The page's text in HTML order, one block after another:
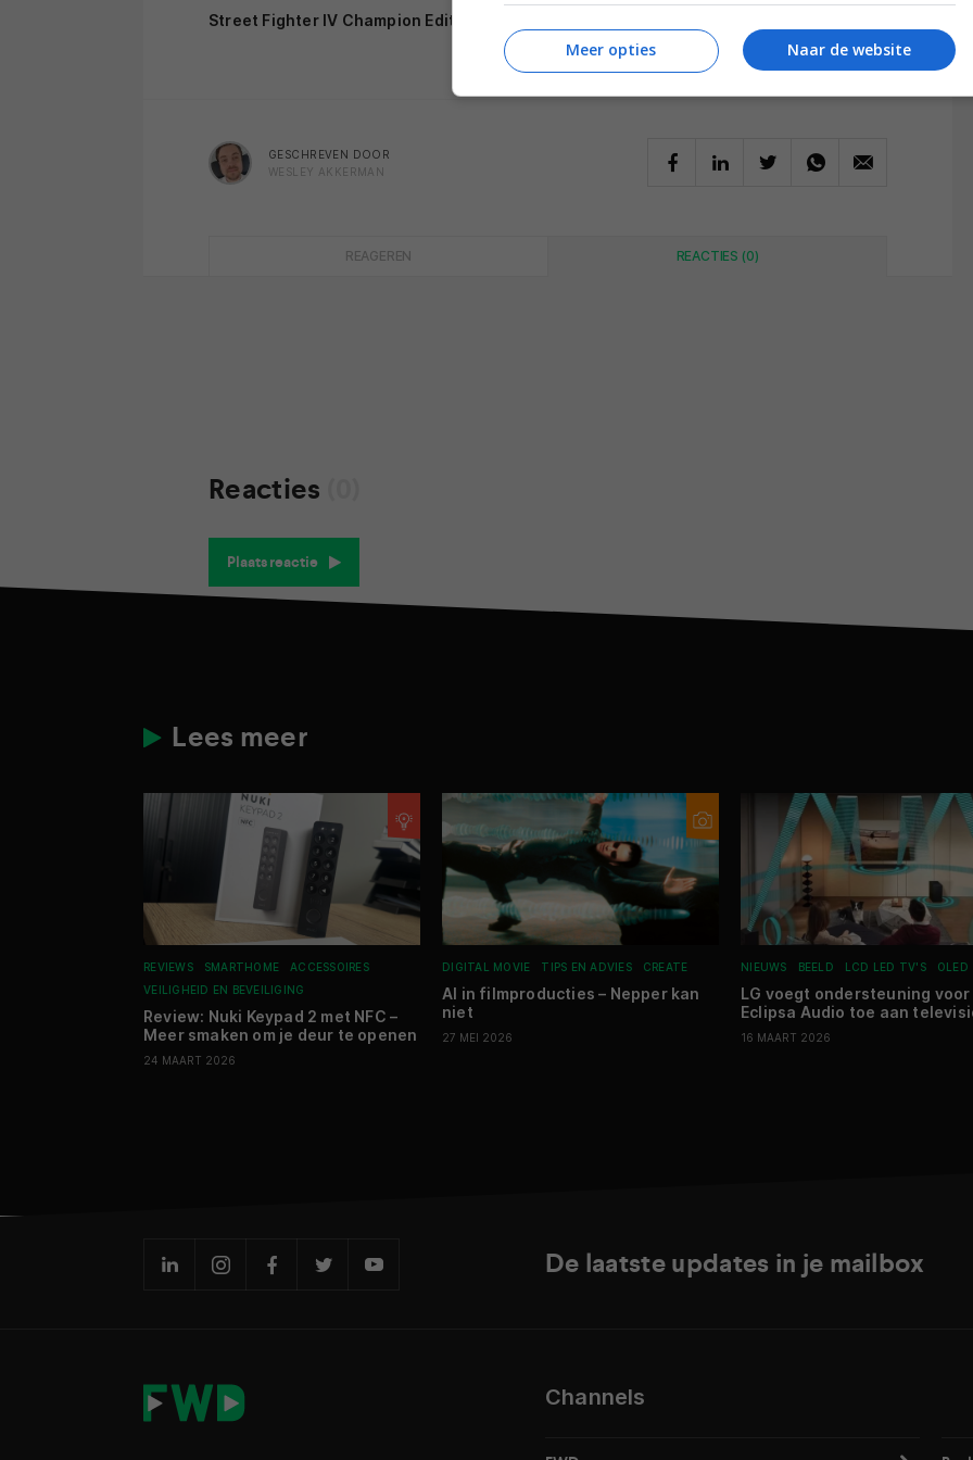
Street Fighter IV Champion Edition
GESCHREVEN DOOR
WESLEY AKKERMAN
REAGEREN REACTIES (0)
Reacties
Plaats reactie
Lees meer
REVIEWS SMARTHOME
ACCESSOIRES
VEILIGHEID EN BEVEILIGING
Review: Nuki Keypad 2 met NFC –
Meer smaken om je deur te openen
24 MAART 2026
DIGITAL MOVIE TIPS EN ADVIES CREATE
AI in filmproducties – Nepper kan
niet
27 MEI 2026
NIEUWS BEELD LCD LED TV'S OLED
LG voegt ondersteuning voor
Eclipsa Audio toe aan
16 MAART 2026
De laatste updates in je mailbox
Channels
Naar de website
Meer opties